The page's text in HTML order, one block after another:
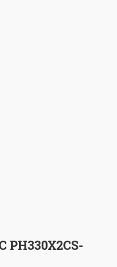
PH330X2CS-